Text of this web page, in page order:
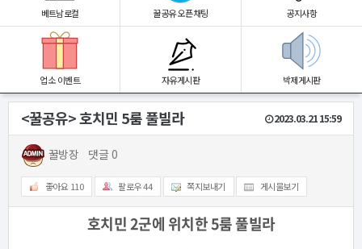
베트남로컬 꿀공유 오픈채팅 공지사항
업소 이벤트 자유게시판 박제게시판
<꿀공유> 호치민 5룸 풀빌라 2023.03.21 15:59
꿀방장 댓글 0
좋아요 110 팔로우44 쪽지보내기 게시물보기
호치민 2군에 위치한 5룸 풀빌라